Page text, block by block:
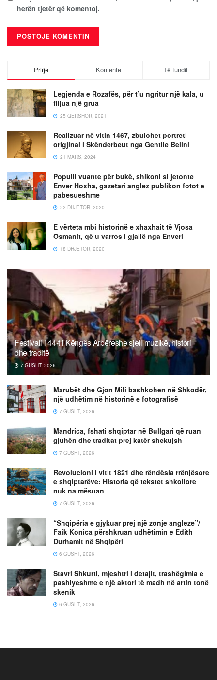
herën tjetër që komentoj.
Prirje Komente Të fundit
Legjenda e Rozafës, për t’u ngritur një kala, u
flijua një grua
25 QERSHOR, 2021
Realizuar në vitin 1467, zbulohet portreti
origjinal i Skënderbeut nga Gentile Belini
21 MARS, 2024
Populli vuante për bukë, shikoni si jetonte
Enver Hoxha, gazetari anglez publikon fotot e
pabesueshme
22 DHJETOR, 2020
E vërteta mbi historinë e xhaxhait të Vjosa
Osmanit, që u varros i gjallë nga Enveri
18 DHJETOR, 2020
Festivali i 44-t i Këngës Arbëreshe sjell muzikë, histori
dhe traditë
7 GUSHT, 2026
Marubët dhe Gjon Mili bashkohen në Shkodër,
një udhëtim në historinë e fotografisë
7 GUSHT, 2026
Mandrica, fshati shqiptar në Bullgari që ruan
gjuhën dhe traditat prej katër shekujsh
7 GUSHT, 2026
Revolucioni i vitit 1821 dhe rëndësia rrënjësore
e shqiptarëve: Historia që tekstet shkollore
nuk na mësuan
7 GUSHT, 2026
“Shqipëria e gjykuar prej një zonje angleze”/
Faik Konica përshkruan udhëtimin e Edith
Durhamit në Shqipëri
6 GUSHT, 2026
Stavri Shkurti, mjeshtri i detajit, trashëgimia e
pashlyeshme e një aktori të madh në artin tonë
skenik
6 GUSHT, 2026